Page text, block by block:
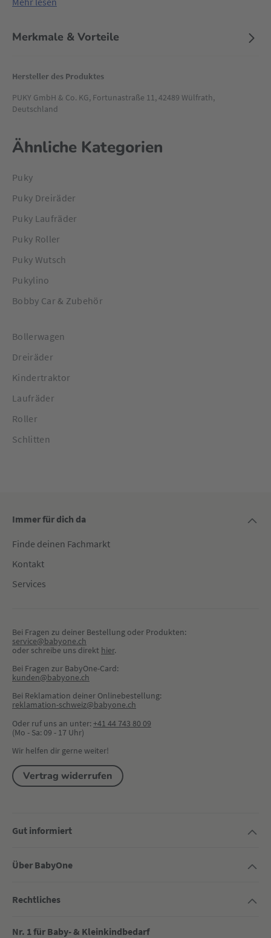
Das Laufrad LR M Classic in der Trendfarbe Retro-Grün zieht
Merkmale & Vorteile
Hersteller des Produktes
PUKY GmbH & Co. KG, Fortunastraße 11, 42489 Wülfrath,
Deutschland
Ähnliche Kategorien
Puky
Puky Dreiräder
Puky Laufräder
Puky Roller
Puky Wutsch
Pukylino
Bobby Car & Zubehör
Bollerwagen
Dreiräder
Kindertraktor
Laufräder
Roller
Schlitten
Immer für dich da
Finde deinen Fachmarkt
Kontakt
Services
Bei Fragen zu deiner Bestellung oder Produkten:
service@babyone.ch
oder schreibe uns direkt hier.
Bei Fragen zur BabyOne-Card:
kunden@babyone.ch
Bei Reklamation deiner Onlinebestellung:
reklamation-schweiz@babyone.ch
Oder ruf uns an unter:+41 44 743 80 09
(Mo - Sa: 09 - 17 Uhr)
Wir helfen dir gerne weiter!
Vertrag widerrufen
Gut informiert
Über BabyOne
Rechtliches
Nr. 1 für Baby- & Kleinkindbedarf